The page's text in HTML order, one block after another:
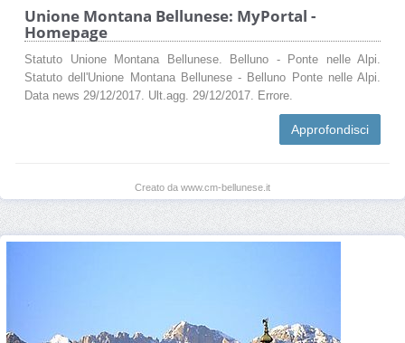
Unione Montana Bellunese: MyPortal -
Homepage
Statuto Unione Montana Bellunese. Belluno - Ponte nelle Alpi.
Statuto dell'Unione Montana Bellunese - Belluno Ponte nelle Alpi.
Data news 29/12/2017. Ult.agg. 29/12/2017. Errore.
Approfondisci
Creato da www.cm-bellunese.it